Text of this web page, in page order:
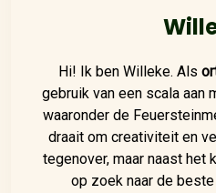
Hi! Ik ben Willeke. Als
gebruik van een scala aan
waaronder de
draait om creativiteit en
tegenover, maar naast het
op zoek naar de